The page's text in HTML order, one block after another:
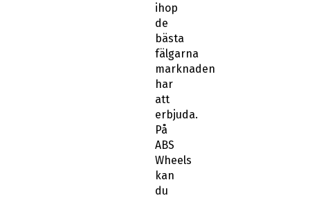
ihop
de
bästa
fälgarna
marknaden
har
att
erbjuda.
På
ABS
Wheels
kan
du